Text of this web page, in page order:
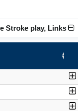
Stroke play, Links